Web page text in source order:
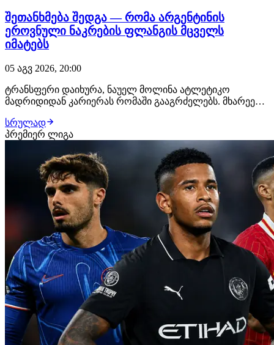
შეთანხმება შედგა — რომა არგენტინის
ეროვნული ნაკრების ფლანგის მცველს
იმატებს
05 აგვ 2026, 20:00
ტრანსფერი დაიხურა, ნაუელ მოლინა ატლეტიკო
მადრიდიდან კარიერას რომაში გააგრძელებს. მხარეებს
ფეხბურთელს იტალიაში უკვე ელოდებიან, სადაც
სამედიცინო შემოწმებას გაივლის და კონტრაქტს ხელს
მოაწერს. "ჯალოროსი" მოლინას სანაცვლოდ
დაახლოებით €18 მილიონს…
სრულად
პრემიერ ლიგა